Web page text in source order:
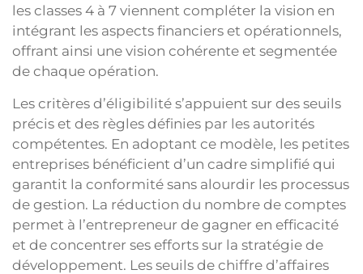
les classes 4 à 7 viennent compléter la vision en
intégrant les aspects financiers et opérationnels,
offrant ainsi une vision cohérente et segmentée
de chaque opération.
Les critères d’éligibilité s’appuient sur des seuils
précis et des règles définies par les autorités
compétentes. En adoptant ce modèle, les petites
entreprises bénéficient d’un cadre simplifié qui
garantit la conformité sans alourdir les processus
de gestion. La réduction du nombre de comptes
permet à l’entrepreneur de gagner en efficacité
et de concentrer ses efforts sur la stratégie de
développement. Les seuils de chiffre d’affaires